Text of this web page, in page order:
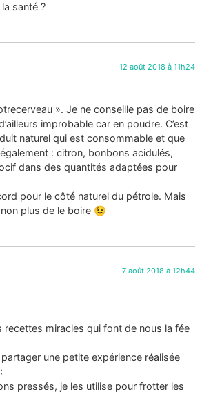
santé ?
12 août 2018 à 11h24
». Je ne conseille pas de boire
improbable car en poudre. C’est
naturel qui est consommable et que
: citron, bonbons acidulés,
dans des quantités adaptées pour
pour le côté naturel du pétrole. Mais
plus de le boire 😉
7 août 2018 à 12h44
miracles qui font de nous la fée
une petite expérience réalisée
pressés, je les utilise pour frotter les